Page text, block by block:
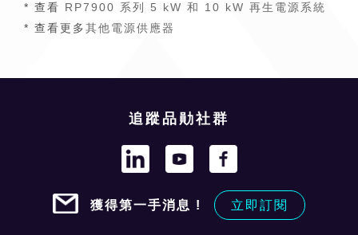
* 查看 RP7900 系列 5 kW 和 10 kW 再生電源系統
* 查看更多其他電源供應器
追蹤品勛社群
獲得第一手消息 ! 立即訂閱